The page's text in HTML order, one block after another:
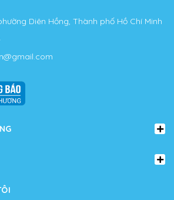
Diên Hồng, Thành phố Hồ Chí Minh